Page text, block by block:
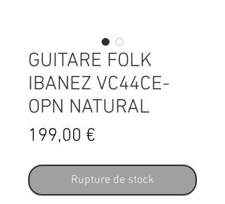
GUITARE FOLK
IBANEZ VC44CE-
OPN NATURAL
199,00 €
Rupture de stock